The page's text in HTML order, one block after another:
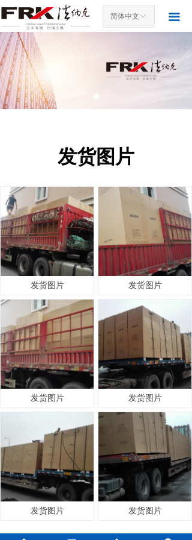
끀
首页
关于我们
产品中心
案例展示
发货图片
荣誉资质
展会
ꀅ
简体中文
发货图片
发货图片 发货图片
发货图片 发货图片
发货图片 发货图片